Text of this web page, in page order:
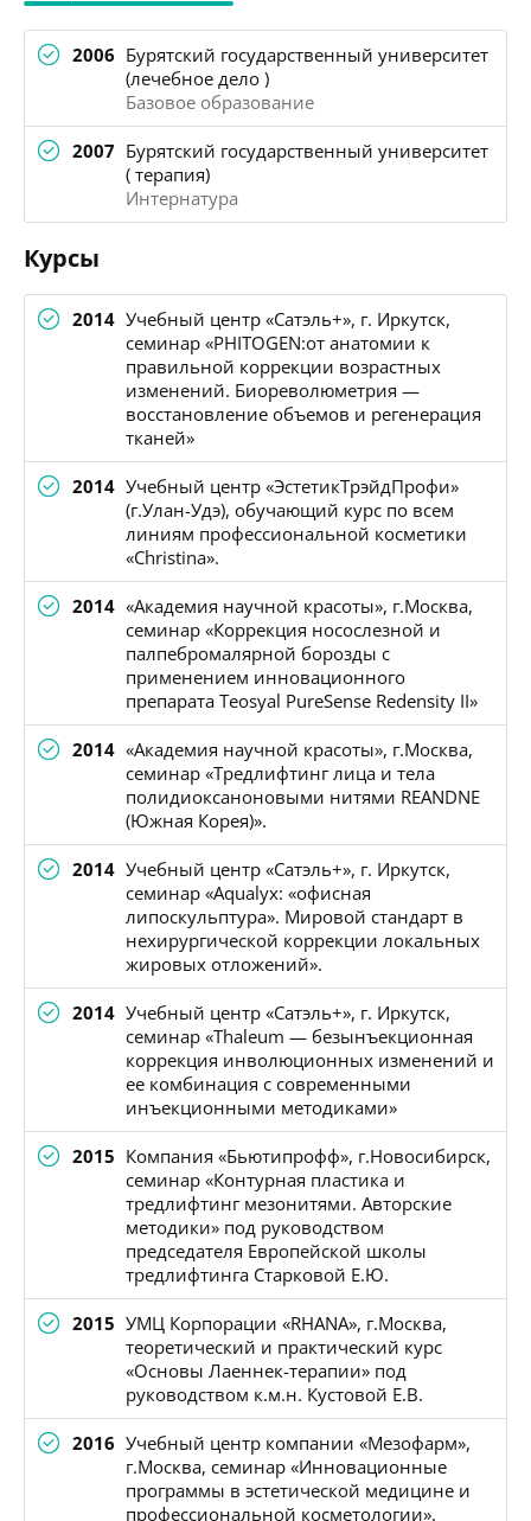
2006 Бурятский государственный университет
(лечебное дело )
Базовое образование
2007 Бурятский государственный университет
( терапия)
Интернатура
Курсы
2014 Учебный центр «Сатэль+», г. Иркутск,
семинар «PHITOGEN:от анатомии к
правильной коррекции возрастных
изменений. Биореволюметрия —
восстановление объемов и регенерация
тканей»
2014 Учебный центр «ЭстетикТрэйдПрофи»
(г.Улан-Удэ), обучающий курс по всем
линиям профессиональной косметики
«Christina».
2014 «Академия научной красоты», г.Москва,
семинар «Коррекция носослезной и
палпебромалярной борозды с
применением инновационного
препарата Teosyal PureSense Redensity II»
2014 «Академия научной красоты», г.Москва,
семинар «Тредлифтинг лица и тела
полидиоксаноновыми нитями REANDNE
(Южная Корея)».
2014 Учебный центр «Сатэль+», г. Иркутск,
семинар «Aqualyx: «офисная
липоскульптура». Мировой стандарт в
нехирургической коррекции локальных
жировых отложений».
2014 Учебный центр «Сатэль+», г. Иркутск,
семинар «Thaleum — безынъекционная
коррекция инволюционных изменений и
ее комбинация с современными
инъекционными методиками»
2015 Компания «Бьютипрофф», г.Новосибирск,
семинар «Контурная пластика и
тредлифтинг мезонитями. Авторские
методики» под руководством
председателя Европейской школы
тредлифтинга Старковой Е.Ю.
2015 УМЦ Корпорации «RHANA», г.Москва,
теоретический и практический курс
«Основы Лаеннек-терапии» под
руководством к.м.н. Кустовой Е.В.
2016 Учебный центр компании «Мезофарм»,
г.Москва, семинар «Инновационные
программы в эстетической медицине и
профессиональной косметологии».